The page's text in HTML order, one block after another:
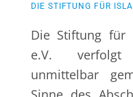
DIE STIFTUNG FÜR
Die Stiftung für
e.V. verfolgt
unmittelbar